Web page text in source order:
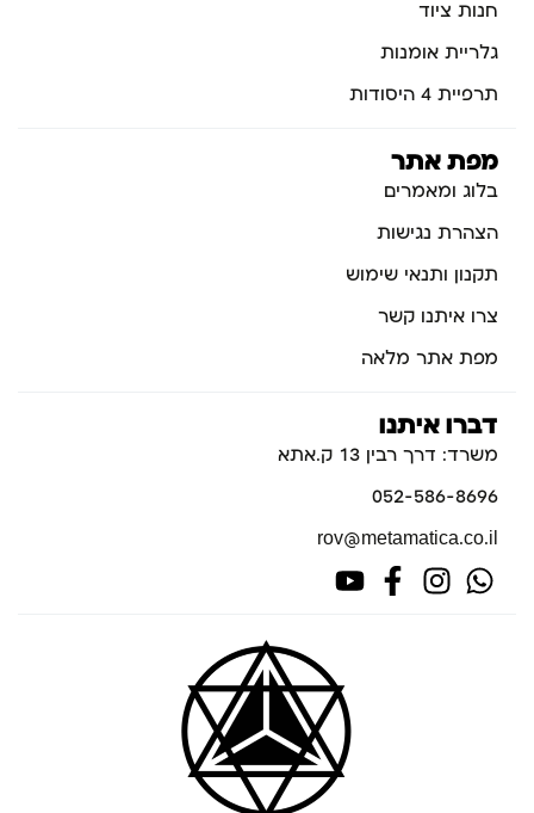
חנות ציוד
גלריית אומנות
תרפיית 4 היסודות
מפת אתר
בלוג ומאמרים
הצהרת נגישות
תקנון ותנאי שימוש
צרו איתנו קשר
מפת אתר מלאה
דברו איתנו
משרד: דרך רבין 13 ק.אתא
052-586-8696
rov@metamatica.co.il